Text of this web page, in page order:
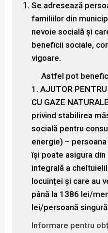
Se adresează
familiilor din
nevoie socială și
beneficii sociale,
vigoare.
Astfel pot
1. AJUTOR
CU GAZE
privind stabilirea
socială pentru
energie) –
își poate asigura
integrală a
locuinței și care au
până la 1386 lei/
lei/persoană
Informare pentru